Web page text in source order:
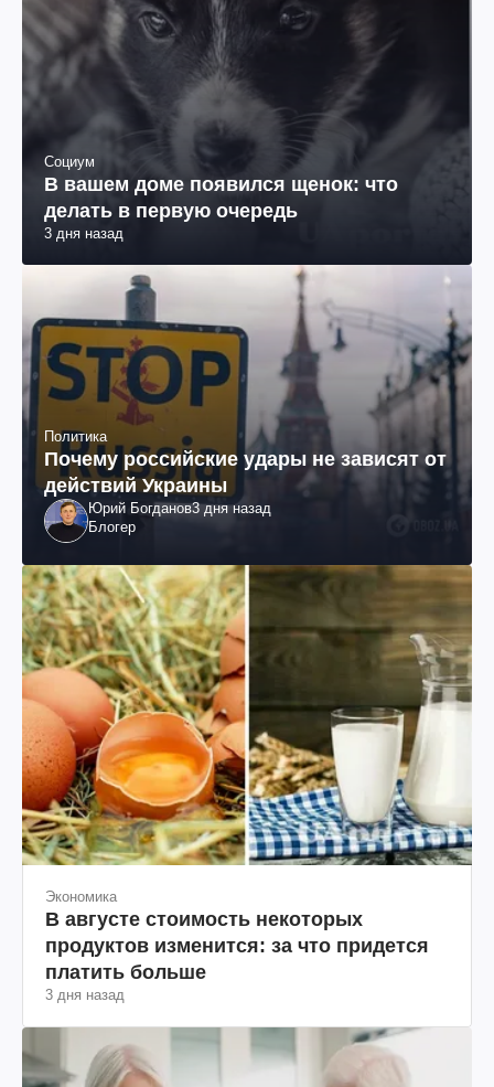
Социум
В вашем доме появился щенок: что
делать в первую очередь
3 дня назад
Политика
Почему российские удары не зависят от
действий Украины
Юрий Богданов3 дня назад
Блогер
Экономика
В августе стоимость некоторых
продуктов изменится: за что придется
платить больше
3 дня назад